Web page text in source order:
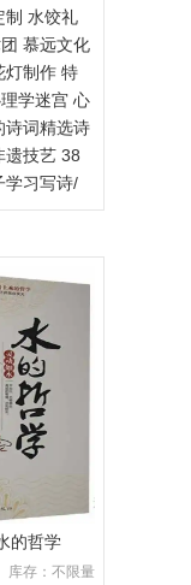
理学
正版新书/
健康系
制 水饺礼
大量订购
子批发 饺
龙年年货
种馅料饺子
慕远文化
非物质文
灯制作 特
俗 雅创
学迷宫 心
诗词精选诗
风插画台
遗技艺 38
供应接待
学习写诗/
诗/诗词培
的哲学
库存：不限量